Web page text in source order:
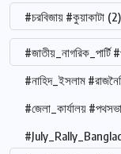
#চরবিজায় #কুয়াকাটা (2)
#নাহিদ_ইসলাম
#জেলা_কার্যালয়